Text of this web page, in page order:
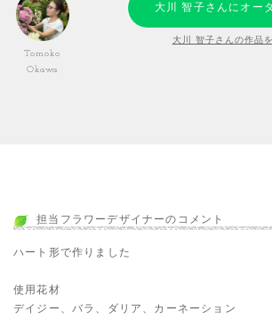
Tomoko
Okawa
大川 智子さんにオー
大川 智子さんの作品
担当フラワーデザイナーのコメント
ハート形で作りました
使用花材
デイジー、バラ、ダリア、カーネーション